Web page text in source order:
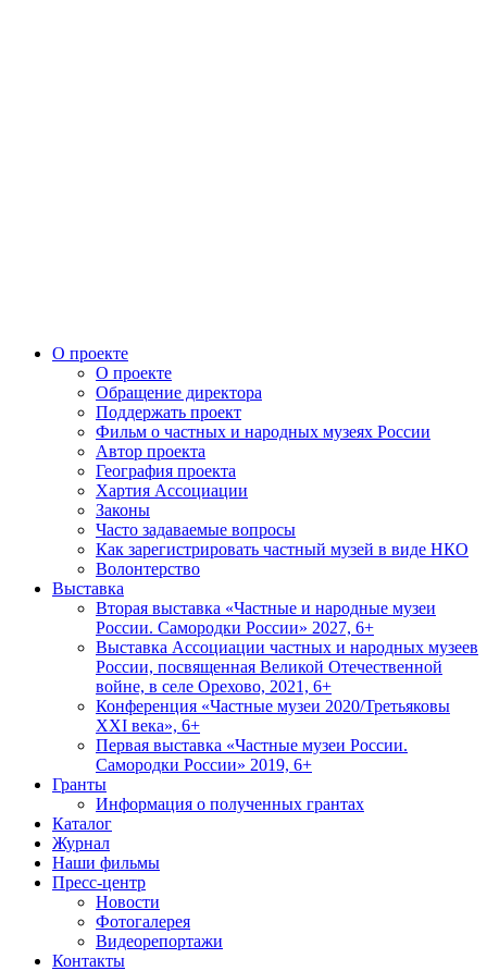
О проекте
О проекте
Обращение директора
Поддержать проект
Фильм о частных и народных музеях России
Автор проекта
География проекта
Хартия Ассоциации
Законы
Часто задаваемые вопросы
Как зарегистрировать частный музей в виде НКО
Волонтерство
Выставка
Вторая выставка «Частные и народные музеи
России. Самородки России» 2027, 6+
Выставка Ассоциации частных и народных музеев
России, посвященная Великой Отечественной
войне, в селе Орехово, 2021, 6+
Конференция «Частные музеи 2020/Третьяковы
XXI века», 6+
Первая выставка «Частные музеи России.
Самородки России» 2019, 6+
Гранты
Информация о полученных грантах
Каталог
Журнал
Наши фильмы
Пресс-центр
Новости
Фотогалерея
Видеорепортажи
Контакты